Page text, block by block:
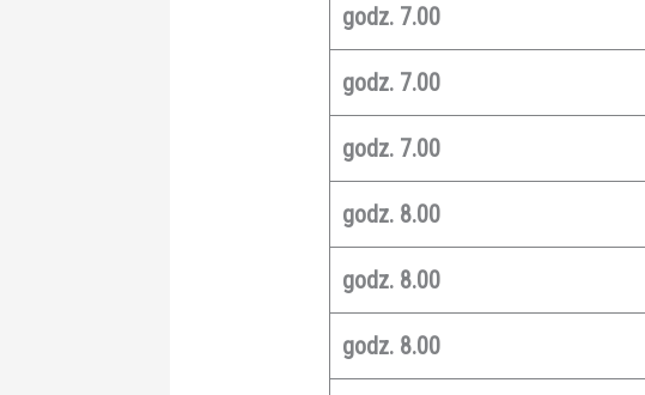
godz. 7.00
godz. 7.00
godz. 7.00
godz. 8.00
godz. 8.00
godz. 8.00